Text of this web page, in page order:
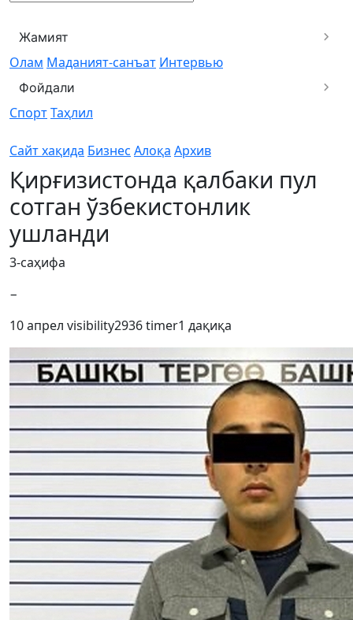
Жамият
Олам Маданият-санъат Интервью
Фойдали
СпортТаҳлил
Сайт хақида Бизнес Алоқа Архив
Қирғизистонда қалбаки пул
сотган ўзбекистонлик
ушланди
3-саҳифа
−
10 апрел visibility2936timer1 дақиқа